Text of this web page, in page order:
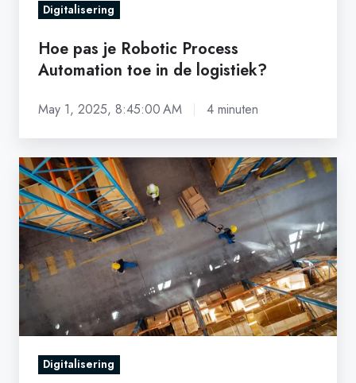
logistiek?
Digitalisering
Hoe pas je Robotic Process
Automation toe in de logistiek?
May 1, 2025, 8:45:00 AM 4 minuten
Wat
is
een
Warehouse
Management
Systeem
wat
Digitalisering